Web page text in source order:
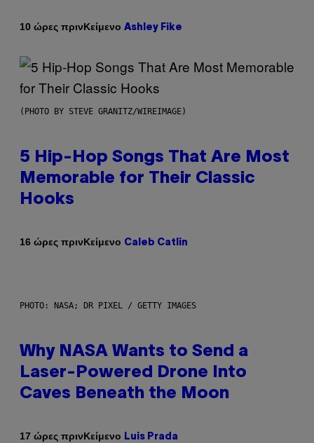
10 ώρες πρινΚείμενο Ashley Fike
(PHOTO BY STEVE GRANITZ/WIREIMAGE)
5 Hip-Hop Songs That Are Most
Memorable for Their Classic
Hooks
16 ώρες πρινΚείμενο Caleb Catlin
PHOTO: NASA; DR PIXEL / GETTY IMAGES
Why NASA Wants to Send a
Laser-Powered Drone Into
Caves Beneath the Moon
17 ώρες πρινΚείμενο Luis Prada